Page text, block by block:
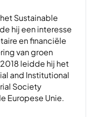
Sustainable
hij een interesse
en financiële
van groen
leidde hij het
and Institutional
Society
Europese Unie.